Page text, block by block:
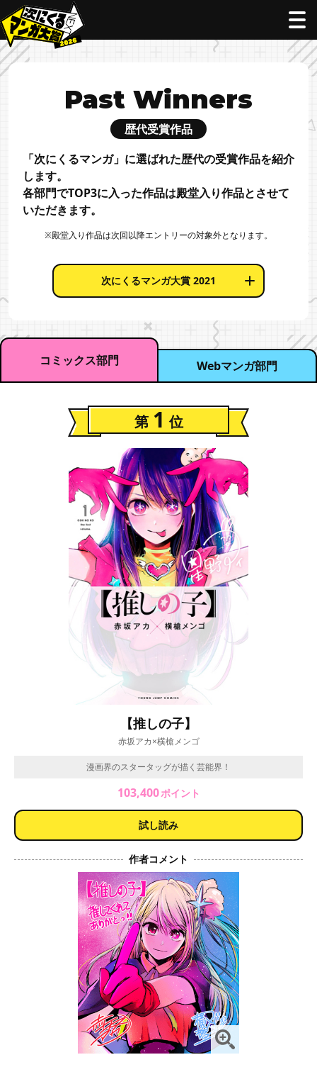
Past Winners
歴代受賞作品
「次にくるマンガ」に選ばれた歴代の受賞作品を紹介
します。
各部門でTOP3に入った作品は殿堂入り作品とさせて
いただきます。
※殿堂入り作品は次回以降エントリーの対象外となります。
次にくるマンガ大賞 2021
コミックス部門 Webマンガ部門
第 1 位
【推しの子】
赤坂アカ×横槍メンゴ
漫画界のスタータッグが描く芸能界！
103,400ポイント
試し読み
作者コメント